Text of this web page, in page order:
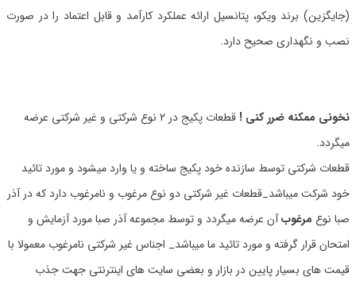
(جایگزین) برند ویکو، پتانسیل ارائه عملکرد کارآمد و قابل اعتماد را در صورت
نصب و نگهداری صحیح دارد.
نخونی ممکنه ضرر کنی !
قطعات پکیج در 2 نوع شرکتی و غیر شرکتی عرضه
میگردد.
قطعات شرکتی توسط سازنده خود پکیج ساخته و یا وارد میشود و مورد تائید
خود شرکت میباشد_قطعات غیر شرکتی دو نوع مرغوب و نامرغوب دارد که در آذر
صبا نوع مرغوبآن عرضه میگردد و توسط مجموعه آذر صبا مورد آزمایش و
امتحان قرار گرفته و مورد تائید ما میباشد_ اجناس غیر شرکتی نامرغوب معمولا با
قیمت های بسیار پایین در بازار و بعضی سایت های اینترنتی جهت جذب